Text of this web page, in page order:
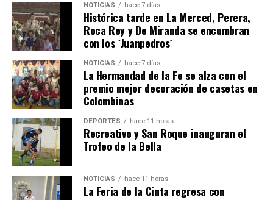
SEXTA CORRIDA DE LAS FIESTAS COLOMBINAS
2026
hace 3 días· Huelvatv
NOTICIAS hace 7 días
Histórica tarde en La Merced, Perera,
Roca Rey y De Miranda se encumbran
con los `Juanpedros´
NOTICIAS hace 7 días
La Hermandad de la Fe se alza con el
premio mejor decoración de casetas en
Colombinas
DEPORTES hace 11 horas
Recreativo y San Roque inauguran el
Trofeo de la Bella
NOTICIAS hace 11 horas
La Feria de la Cinta regresa con